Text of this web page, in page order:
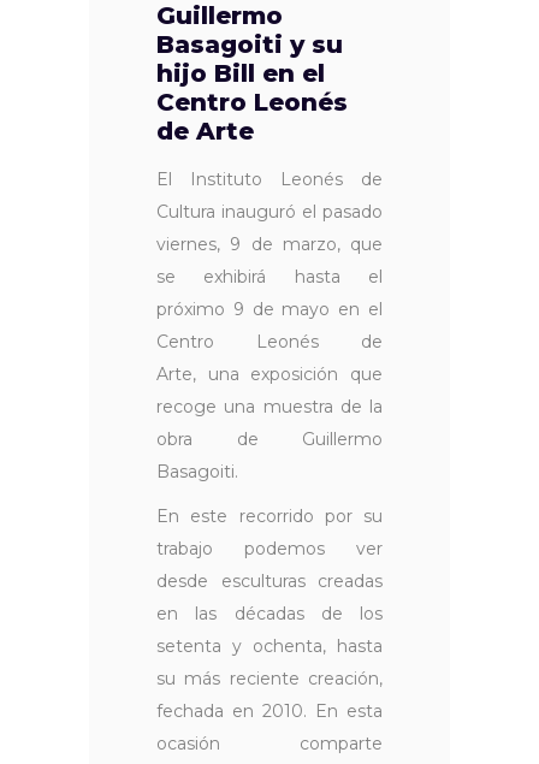
Guillermo
Basagoiti y su
hijo Bill en el
Centro Leonés
de Arte
El Instituto Leonés de
Cultura inauguró el pasado
viernes, 9 de marzo, que
se exhibirá hasta el
próximo 9 de mayo en el
Centro Leonés de
Arte, una exposición que
recoge una muestra de la
obra de Guillermo
Basagoiti.
En este recorrido por su
trabajo podemos ver
desde esculturas creadas
en las décadas de los
setenta y ochenta, hasta
su más reciente creación,
fechada en 2010. En esta
ocasión comparte